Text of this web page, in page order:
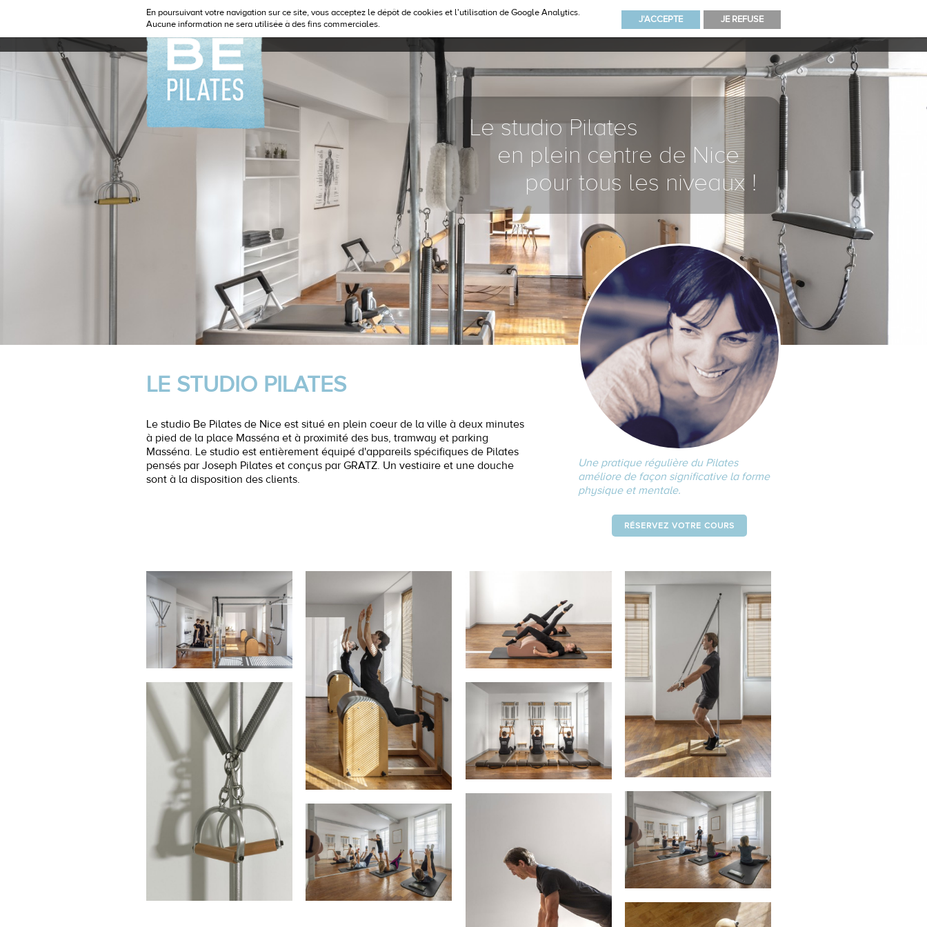
LE PILATES LE STUDIO FORMATION NOUS CONTACTER
Le studio Pilates
en plein centre de Nice
pour tous les niveaux !
LE STUDIO PILATES
Le studio Be Pilates de Nice est situé en plein coeur de la ville à deux minutes
à pied de la place Masséna et à proximité des bus, tramway et parking
Masséna. Le studio est entièrement équipé d'appareils spécifiques de Pilates
pensés par Joseph Pilates et conçus par GRATZ. Un vestiaire et une douche
sont à la disposition des clients.
Une pratique régulière du Pilates
améliore de façon significative la forme
physique et mentale.
RÉSERVEZ VOTRE COURS
En poursuivant votre navigation sur ce site, vous acceptez le dépôt de cookies et l'utilisation de Google Analytics.
Aucune information ne sera utilisée à des fins commerciales.
JE REFUSE
J'ACCEPTE